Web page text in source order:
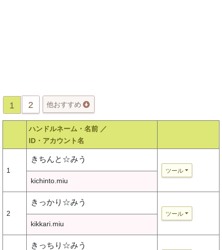
1 2 他おすすめ
ハンドルネーム・名前 ／
ID・アカウント名
1
きちんと☆みう
ツール
kichinto.miu
2
きっかり☆みう
ツール
kikkari.miu
きっちり☆みう